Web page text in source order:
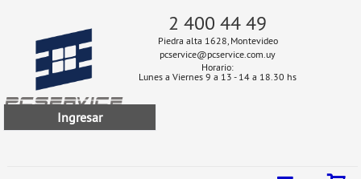
2 400 44 49
Piedra alta 1628, Montevideo
pcservice@pcservice.com.uy
Horario:
Lunes a Viernes 9 a 13 - 14 a 18.30 hs
Ingresar